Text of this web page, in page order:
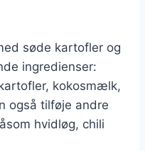
søde kartofler og
ingredienser:
kokosmælk,
også tilføje andre
hvidløg, chili